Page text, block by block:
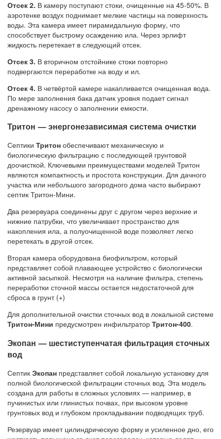
Отсек 2. В камеру поступают стоки, очищенные на 45-50%. В
аэротенке воздух поднимает мелкие частицы на поверхность
воды. Эта камера имеет пирамидальную форму, что
способствует быстрому осаждению ила. Через эрлифт
жидкость перетекает в следующий отсек.
Отсек 3. В вторичном отстойнике стоки повторно
подвергаются переработке на воду и ил.
Отсек 4. В четвёртой камере накапливается очищенная вода.
По мере заполнения бака датчик уровня подает сигнал
дренажному насосу о заполнении емкости.
Тритон — энергонезависимая система очистки
Септики Тритон обеспечивают механическую и
биологическую фильтрацию с последующей грунтовой
доочисткой. Ключевыми преимуществами моделей Тритон
являются компактность и простота конструкции. Для дачного
участка или небольшого загородного дома часто выбирают
септик Тритон-Мини.
Два резервуара соединены друг с другом через верхние и
нижние патрубки, что увеличивает пространство для
накопления ила, а полуочищенной воде позволяет легко
перетекать в другой отсек.
Вторая камера оборудована биофильтром, который
представляет собой плавающее устройство с биологически
активной засыпкой. Несмотря на наличие фильтра, степень
переработки сточной массы остается недостаточной для
сброса в грунт (+)
Для дополнительной очистки сточных вод в локальной системе
Тритон-Мини предусмотрен инфильтратор Тритон-400.
Экопан — шестиступенчатая фильтрация сточных
вод
Септик Экопан представляет собой локальную установку для
полной биологической фильтрации сточных вод. Эта модель
создана для работы в сложных условиях — например, в
пучинистых или глинистых почвах, при высоком уровне
грунтовых вод и глубоком прокладывании подводящих труб.
Резервуар имеет цилиндрическую форму и усиленное дно, его